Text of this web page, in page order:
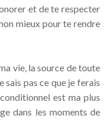
et de te respecter
mieux pour te rendre
vie, la source de toute
sais pas ce que je ferais
est ma plus
dans les moments de